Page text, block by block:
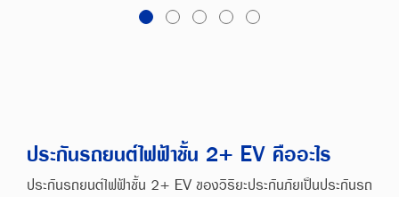
ประกันรถยนต์ไฟฟ้าชั้น 2+ EV คืออะไร
ประกันรถยนต์ไฟฟ้าชั้น 2+ EV ของวิริยะประกันภัยเป็นประกันรถ